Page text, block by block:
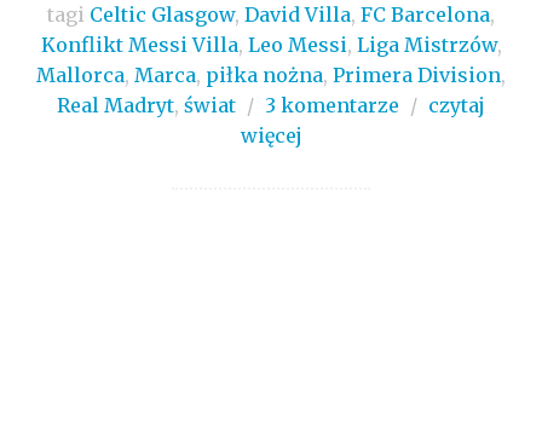
tagi Celtic Glasgow, David Villa, FC Barcelona,
Konflikt Messi Villa, Leo Messi, Liga Mistrzów,
Mallorca, Marca, piłka nożna, Primera Division,
Real Madryt, świat / 3 komentarze / czytaj
więcej